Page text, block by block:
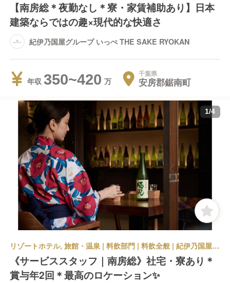
【南房総＊夜勤なし＊寮・家賃補助あり】日本
建築ならではの趣×現代的な快適さ
紀伊乃国屋グループ いっぺ THE SAKE RYOKAN
年収 350~420 千葉県
安房郡鋸南町
1/4
リゾートホテル, 旅館・温泉 | 料飲部門 | 料飲全般 | 紀伊乃国屋グループ いっぺ THE SAKE RYOKAN
《サービススタッフ｜南房総》社宅・寮あり＊
賞与年2回＊最高のロケーション✨